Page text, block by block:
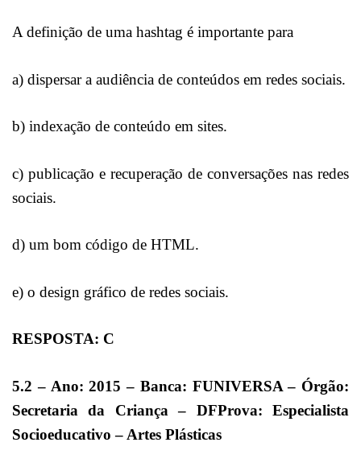
A definição de uma hashtag é importante para
a) dispersar a audiência de conteúdos em redes sociais.
b) indexação de conteúdo em sites.
c) publicação e recuperação de conversações nas redes
sociais.
d) um bom código de HTML.
e) o design gráfico de redes sociais.
RESPOSTA: C
5.2 – Ano: 2015 – Banca: FUNIVERSA – Órgão:
Secretaria da Criança – DFProva: Especialista
Socioeducativo – Artes Plásticas